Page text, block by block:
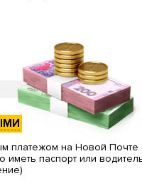
платежом на Новой Почте
иметь паспорт или